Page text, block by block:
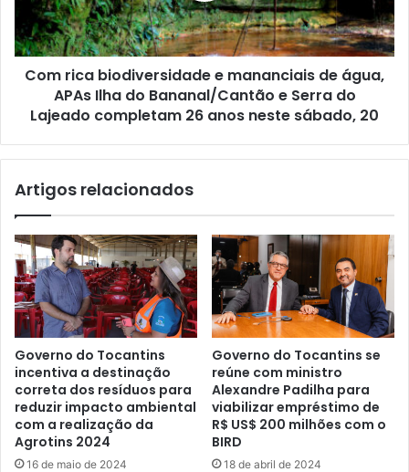
Com rica biodiversidade e mananciais de água,
APAs Ilha do Bananal/Cantão e Serra do
Lajeado completam 26 anos neste sábado, 20
Artigos relacionados
Governo do Tocantins
incentiva a destinação
correta dos resíduos para
reduzir impacto ambiental
com a realização da
Agrotins 2024
16 de maio de 2024
Governo do Tocantins se
reúne com ministro
Alexandre Padilha para
viabilizar empréstimo de
R$ US$ 200 milhões com o
BIRD
18 de abril de 2024